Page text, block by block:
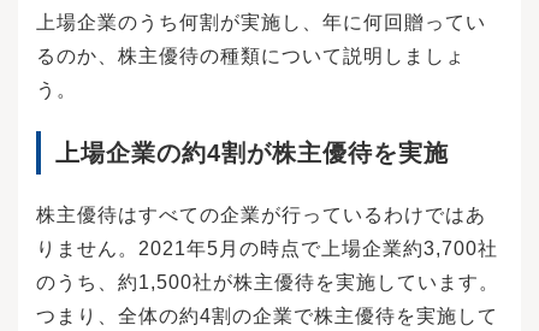
0万円分の株式を受け取ります。株式投資のメリ
を活用すれば、年数％の利回りで利益を得るこ
ともできるでしょう。利益を得る仕組みは主に2
した株式の株価が上昇したときに売却すれば、
呼ばれるものです。株式によって年にいくらか
の配当金が出るため、保有株数に応じた配当金
らば、ある程度安定した利益が期待できるでし
ょう。この2つ以外で利益を得られる仕組みとし
上場企業のうち何割が実施し、年に何回贈ってい
るのか、株主優待の種類について説明しましょ
う。
上場企業の約4割が株主優待を実施
株主優待はすべての企業が行っているわけではあ
りません。2021年5月の時点で上場企業約3,700社
のうち、約1,500社が株主優待を実施しています。
つまり、全体の約4割の企業で株主優待を実施して